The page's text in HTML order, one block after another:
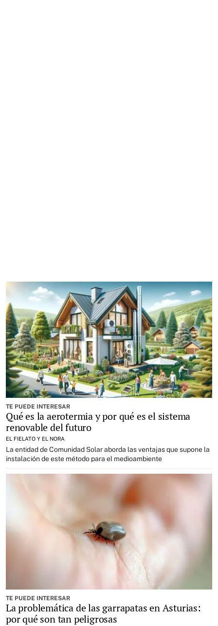
TE PUEDE INTERESAR
Qué es la aerotermia y por qué es el sistema
renovable del futuro
EL FIELATO Y EL NORA
La entidad de Comunidad Solar aborda las ventajas que supone la
instalación de este método para el medioambiente
TE PUEDE INTERESAR
La problemática de las garrapatas en Asturias:
por qué son tan peligrosas